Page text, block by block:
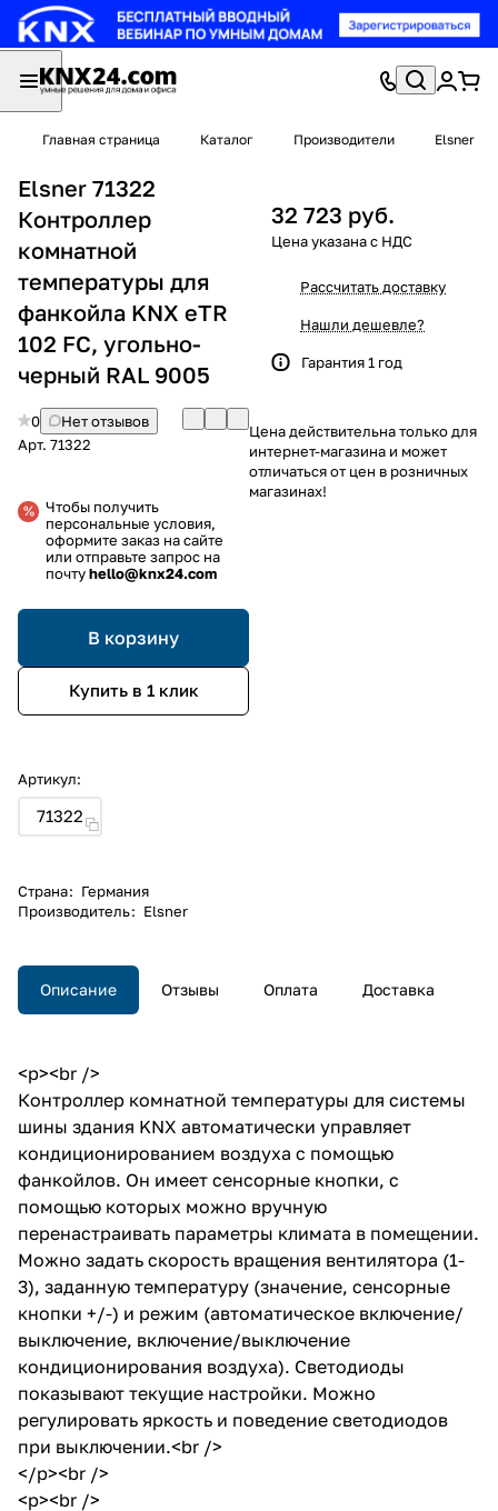
Главная страница Каталог Производители Elsner
Elsner 71322
Контроллер
комнатной
температуры для
фанкойла KNX eTR
102 FC, угольно-
черный RAL 9005
0
Нет отзывов
Арт. 71322
Чтобы получить
персональные условия,
оформите заказ на сайте
или отправьте запрос на
почтуhello@knx24.com
В корзину
Купить в 1 клик
Артикул:
71322
Страна: Германия
Производитель: Elsner
32 723 руб.
Рассчитать доставку
Нашли дешевле?
Гарантия 1 год
Цена действительна только для
интернет-магазина и может
отличаться от цен в розничных
магазинах!
Описание Отзывы Оплата Доставка
<p><br />
Контроллер комнатной температуры для системы
шины здания KNX автоматически управляет
кондиционированием воздуха с помощью
фанкойлов. Он имеет сенсорные кнопки, с
помощью которых можно вручную
перенастраивать параметры климата в помещении.
Можно задать скорость вращения вентилятора (1-
3), заданную температуру (значение, сенсорные
кнопки +/-) и режим (автоматическое включение/
выключение, включение/выключение
кондиционирования воздуха). Светодиоды
показывают текущие настройки. Можно
регулировать яркость и поведение светодиодов
при выключении.<br />
</p><br />
<p><br />